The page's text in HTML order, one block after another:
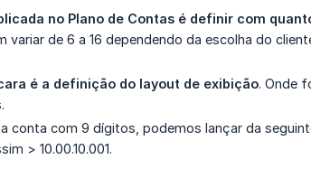
no Plano de Contas é definir com
de 6 a 16 dependendo da escolha do
é a definição do layout de exibição. Onde
conta com 9 dígitos, podemos lançar da
> 10.00.10.001.